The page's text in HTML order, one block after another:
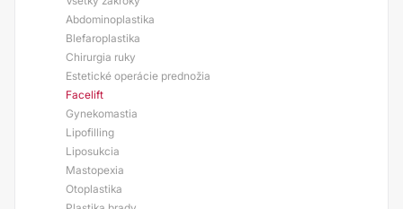
Abdominoplastika
Blefaroplastika
Chirurgia ruky
Estetické operácie prednožia
Facelift
Gynekomastia
Lipofilling
Liposukcia
Mastopexia
Otoplastika